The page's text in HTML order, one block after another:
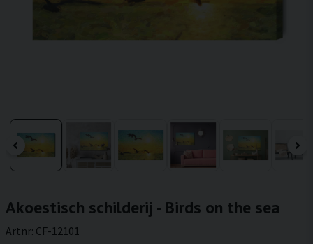
Akoestisch schilderij - Birds on the sea
Artnr: CF-12101